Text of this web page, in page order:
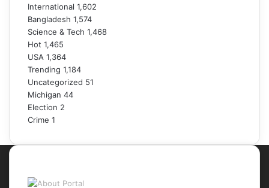
International 1,602
Bangladesh 1,574
Science & Tech 1,468
Hot 1,465
USA 1,364
Trending 1,184
Uncategorized 51
Michigan 44
Election 2
Crime 1